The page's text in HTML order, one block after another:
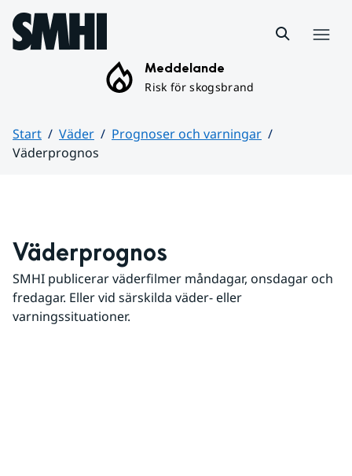
Hoppa till sidans innehåll
Meddelande
Risk för skogsbrand
Start Väder
Prognoser och varningar
Väderprognos
Väderprognos
SMHI publicerar väderfilmer måndagar, onsdagar och
fredagar. Eller vid särskilda väder- eller
varningssituationer.